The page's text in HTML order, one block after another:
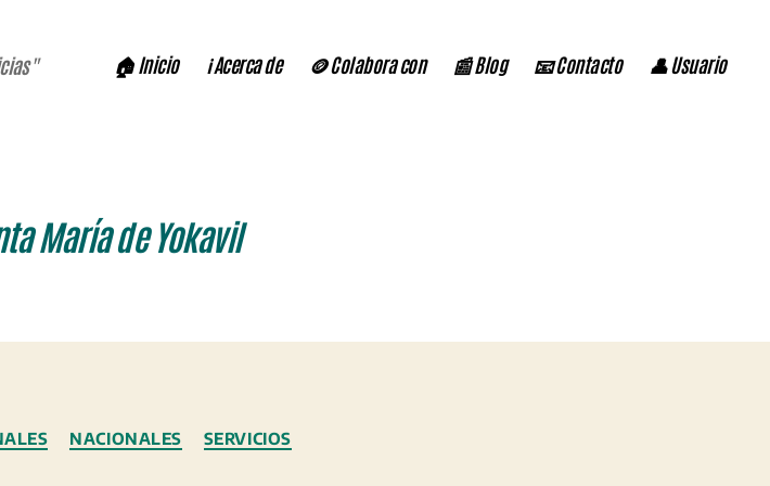
🏠 Inicio ℹ️ Acerca de 🪙 Colabora con 📰 Blog 📧 Contacto 👤 Usuario
María de Yokavil
Categorías
NACIONALES SERVICIOS